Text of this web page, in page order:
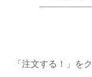
「注文する！」を